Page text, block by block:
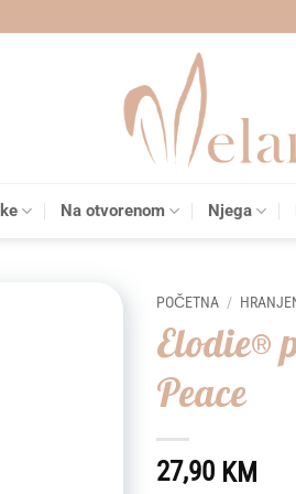
Na otvorenom Njega
POČETNA /
Elodie®
Peace
27,90 KM